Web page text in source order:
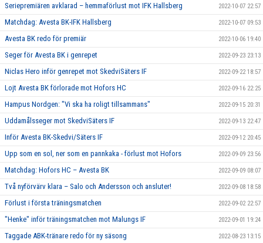
Seriepremiären avklarad – hemmaförlust mot IFK Hallsberg 2022-10-07 22:57
Matchdag: Avesta BK-IFK Hallsberg 2022-10-07 09:53
Avesta BK redo för premiär 2022-10-06 19:40
Seger för Avesta BK i genrepet 2022-09-23 23:13
Niclas Hero inför genrepet mot SkedviSäters IF 2022-09-22 18:57
Lojt Avesta BK förlorade mot Hofors HC 2022-09-16 22:25
Hampus Nordgen: "Vi ska ha roligt tillsammans" 2022-09-15 20:31
Uddamålsseger mot SkedviSäters IF 2022-09-13 22:47
Inför Avesta BK-Skedvi/Säters IF 2022-09-12 20:45
Upp som en sol, ner som en pannkaka - förlust mot Hofors 2022-09-09 23:56
Matchdag: Hofors HC – Avesta BK 2022-09-09 08:07
Två nyförvärv klara – Salo och Andersson och ansluter! 2022-09-08 18:58
Förlust i första träningsmatchen 2022-09-02 22:57
"Henke" inför träningsmatchen mot Malungs IF 2022-09-01 19:24
Taggade ABK-tränare redo för ny säsong 2022-08-23 13:15